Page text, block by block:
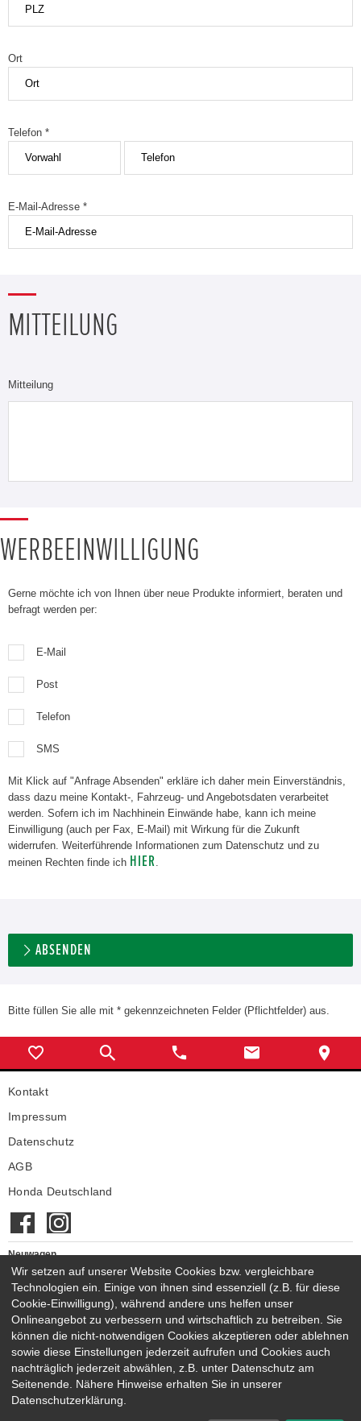
Ort
Telefon *
E-Mail-Adresse *
MITTEILUNG
Mitteilung
WERBEEINWILLIGUNG
Gerne möchte ich von Ihnen über neue Produkte informiert, beraten und
befragt werden per:
E-Mail
Post
Telefon
SMS
Mit Klick auf "Anfrage Absenden" erkläre ich daher mein Einverständnis,
dass dazu meine Kontakt-, Fahrzeug- und Angebotsdaten verarbeitet
werden. Sofern ich im Nachhinein Einwände habe, kann ich meine
Einwilligung (auch per Fax, E-Mail) mit Wirkung für die Zukunft
widerrufen. Weiterführende Informationen zum Datenschutz und zu
meinen Rechten finde ich HIER
ABSENDEN
Bitte füllen Sie alle mit * gekennzeichneten Felder (Pflichtfelder) aus.
Kontakt
Impressum
Datenschutz
AGB
Honda Deutschland
Neuwagen
Honda Neuwagen
Gebrauchtwagen
Honda Gebrauchtwagen
Honda Vorführwagen
Gesamtbestand
NEUWAGENMODELLE
HONDA JAZZ E:HEV
HONDA CIVIC E:HEV
Wir setzen auf unserer Website Cookies bzw. vergleichbare
Technologien ein. Einige von ihnen sind essenziell (z.B. für diese
Cookie-Einwilligung), während andere uns helfen unser
Onlineangebot zu verbessern und wirtschaftlich zu betreiben. Sie
können die nicht-notwendigen Cookies akzeptieren oder ablehnen
sowie diese Einstellungen jederzeit aufrufen und Cookies auch
nachträglich jederzeit abwählen, z.B. unter Datenschutz am
Seitenende. Nähere Hinweise erhalten Sie in unserer
Datenschutzerklärung.